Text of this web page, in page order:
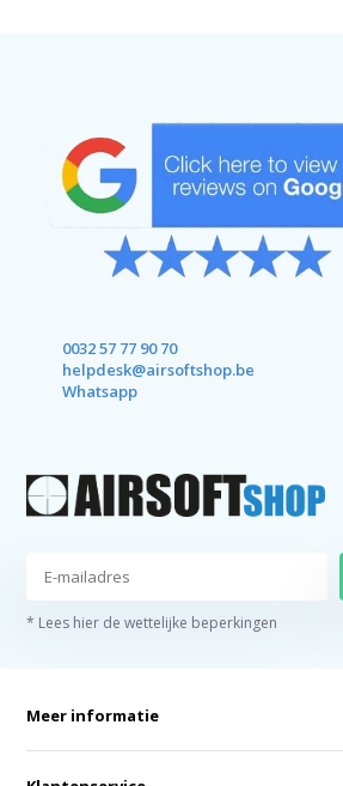
0032 57 77 90 70
helpdesk@airsoftshop.be
Whatsapp
* Lees hier de wettelijke beperkingen
Meer informatie